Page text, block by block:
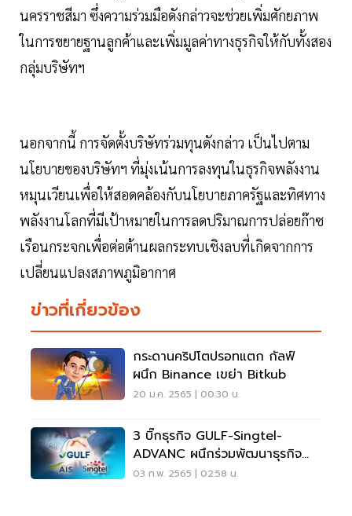
นครราชสีมา ซึ่งความร่วมมือดังกล่าวจะช่วยเพิ่มศักยภาพ
ในการขยายฐานลูกค้าและเพิ่มมูลค่าทางธุรกิจให้กับทั้งสอง
กลุ่มบริษัทฯ
นอกจากนี้ การจัดตั้งบริษัทร่วมทุนดังกล่าว เป็นไปตาม
นโยบายของบริษัทฯ ที่มุ่งเน้นการลงทุนในธุรกิจพลังงาน
หมุนเวียนเพื่อให้สอดคล้องกับนโยบายภาครัฐและทิศทาง
พลังงานโลกที่มีเป้าหมายในการลดปริมาณการปล่อยก๊าซ
เรือนกระจกเพื่อต่อต้านผลกระทบเชิงลบที่เกิดจากการ
เปลี่ยนแปลงสภาพภูมิอากาศ
ข่าวที่เกี่ยวข้อง
กระดานคริปโตปรอทแตก กัลฟ์
ผนึก Binance เขย่า Bitkub
20 ม.ค. 2565 | 00:30 น.
3 บิ๊กธุรกิจ GULF-Singtel-
ADVANC ผนึกร่วมพัฒนาธุรกิจ
ศูนย์ข้อมูลในไทย
03 ก.พ. 2565 | 02:58 น.